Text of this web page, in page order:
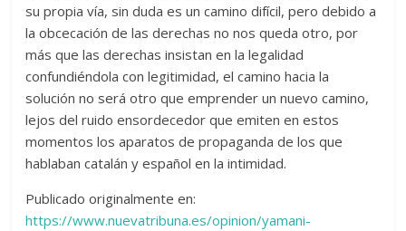
su propia vía, sin duda es un camino difícil, pero debido a
la obcecación de las derechas no nos queda otro, por
más que las derechas insistan en la legalidad
confundiéndola con legitimidad, el camino hacia la
solución no será otro que emprender un nuevo camino,
lejos del ruido ensordecedor que emiten en estos
momentos los aparatos de propaganda de los que
hablaban catalán y español en la intimidad.
Publicado originalmente en:
https://www.nuevatribuna.es/opinion/yamani-